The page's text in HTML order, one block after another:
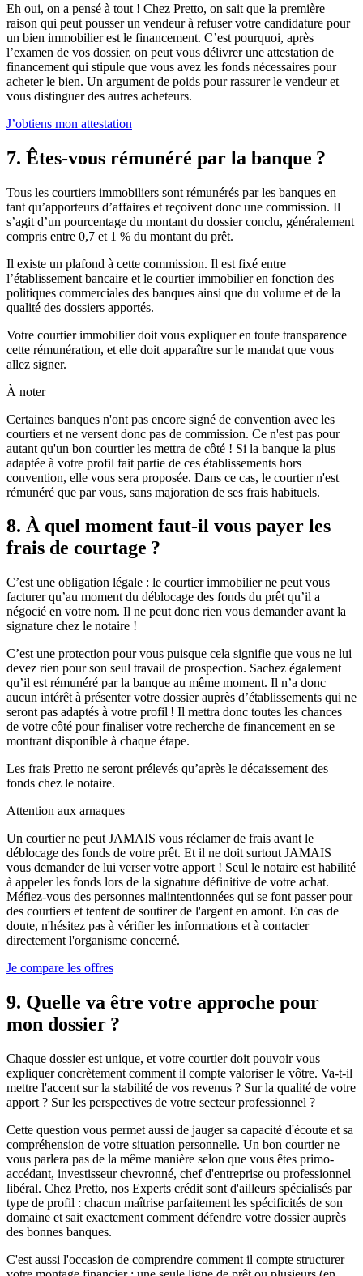
Eh oui, on a pensé à tout ! Chez Pretto, on sait que la première
raison qui peut pousser un vendeur à refuser votre candidature pour
un bien immobilier est le financement. C’est pourquoi, après
l’examen de vos dossier, on peut vous délivrer une attestation de
financement qui stipule que vous avez les fonds nécessaires pour
acheter le bien. Un argument de poids pour rassurer le vendeur et
vous distinguer des autres acheteurs.
J’obtiens mon attestation
7. Êtes-vous rémunéré par la banque ?
Tous les courtiers immobiliers sont rémunérés par les banques en
tant qu’apporteurs d’affaires et reçoivent donc une commission. Il
s’agit d’un pourcentage du montant du dossier conclu, généralement
compris entre 0,7 et 1 % du montant du prêt.
Il existe un plafond à cette commission. Il est fixé entre
l’établissement bancaire et le courtier immobilier en fonction des
politiques commerciales des banques ainsi que du volume et de la
qualité des dossiers apportés.
Votre courtier immobilier doit vous expliquer en toute transparence
cette rémunération, et elle doit apparaître sur le mandat que vous
allez signer.
À noter
Certaines banques n'ont pas encore signé de convention avec les
courtiers et ne versent donc pas de commission. Ce n'est pas pour
autant qu'un bon courtier les mettra de côté ! Si la banque la plus
adaptée à votre profil fait partie de ces établissements hors
convention, elle vous sera proposée. Dans ce cas, le courtier n'est
rémunéré que par vous, sans majoration de ses frais habituels.
8. À quel moment faut-il vous payer les
frais de courtage ?
C’est une obligation légale : le courtier immobilier ne peut vous
facturer qu’au moment du déblocage des fonds du prêt qu’il a
négocié en votre nom. Il ne peut donc rien vous demander avant la
signature chez le notaire !
C’est une protection pour vous puisque cela signifie que vous ne lui
devez rien pour son seul travail de prospection. Sachez également
qu’il est rémunéré par la banque au même moment. Il n’a donc
aucun intérêt à présenter votre dossier auprès d’établissements qui ne
seront pas adaptés à votre profil ! Il mettra donc toutes les chances
de votre côté pour finaliser votre recherche de financement en se
montrant disponible à chaque étape.
Les frais Pretto ne seront prélevés qu’après le décaissement des
fonds chez le notaire.
Attention aux arnaques
Un courtier ne peut JAMAIS vous réclamer de frais avant le
déblocage des fonds de votre prêt. Et il ne doit surtout JAMAIS
vous demander de lui verser votre apport ! Seul le notaire est habilité
à appeler les fonds lors de la signature définitive de votre achat.
Méfiez-vous des personnes malintentionnées qui se font passer pour
des courtiers et tentent de soutirer de l'argent en amont. En cas de
doute, n'hésitez pas à vérifier les informations et à contacter
directement l'organisme concerné.
Je compare les offres
9. Quelle va être votre approche pour
mon dossier ?
Chaque dossier est unique, et votre courtier doit pouvoir vous
expliquer concrètement comment il compte valoriser le vôtre. Va-t-il
mettre l'accent sur la stabilité de vos revenus ? Sur la qualité de votre
apport ? Sur les perspectives de votre secteur professionnel ?
Cette question vous permet aussi de jauger sa capacité d'écoute et sa
compréhension de votre situation personnelle. Un bon courtier ne
vous parlera pas de la même manière selon que vous êtes primo-
accédant, investisseur chevronné, chef d'entreprise ou professionnel
libéral. Chez Pretto, nos Experts crédit sont d'ailleurs spécialisés par
type de profil : chacun maîtrise parfaitement les spécificités de son
domaine et sait exactement comment défendre votre dossier auprès
des bonnes banques.
C'est aussi l'occasion de comprendre comment il compte structurer